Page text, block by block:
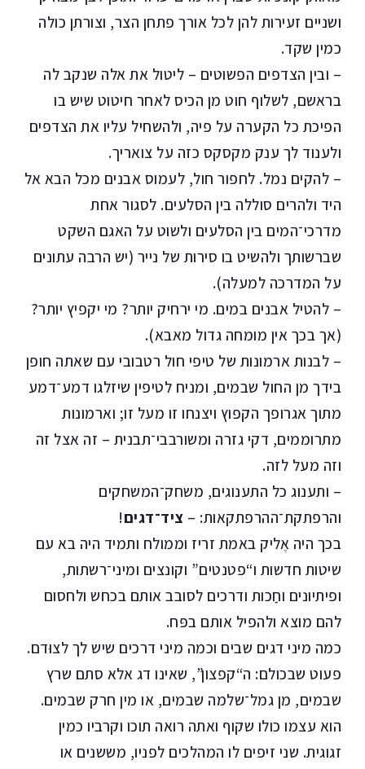
ושניים זעירות להן לכל אורך פתחן הצר, וצורתן כולה
כמין שקד.
– ובין הצדפים הפשוטים – ליטול את אלה שנקב לה
בראשם, לשלוף חוט מן הכיס לאחר חיטוט שיש בו
הפיכת כל הקערה על פיה, ולהשחיל עליו את הצדפים
ולענוד לך ענק מקסקס כזה על צואריך.
– להקים נמל. לחפור חול, לעמוס אבנים מכל הבא אל
היד ולהרים סוללה בין הסלעים. לסגור אחת
מדרכי־המים בין הסלעים ולשוט על האגם השקט
שברשותך ולהשיט בו סירות של נייר (יש הרבה עתונים
על המדרכה למעלה).
– להטיל אבנים במים. מי ירחיק יותר? מי יקפיץ יותר?
(אך בכך אין מומחה גדול מאבא).
– לבנות ארמונות של טיפי חול רטבובי עם שאתה חופן
בידך מן החול שבמים, ומניח לטיפין שיזלגו דמע־דמע
מתוך אגרופך הקפוץ ויצנחו זו מעל זו; וארמונות
מתרוממים, דקי גזרה ומשורבבי־תבנית – זה אצל זה
וזה מעל לזה.
– ותענוג כל התענוגים, משחק־המשחקים
והרפתקת־ההרפתקאות: – ציד־דגים!
בכך היה אֶליק באמת זריז וממולח ותמיד היה בא עם
שיטות חדשות ו“פטנטים” וקונצים ומיני־רשתות,
ופיתיונים וחַכות ודרכים לסובב אותם בכחש ולחסום
להם מוצא ולהפיל אותם בפּח.
כמה מיני דגים שבים וכמה מיני דרכים שיש לך לצוּדם.
פעוט שבכולם: ה“קפצון”, שאינו דג אלא סתם שרץ
שבמים, מן גמל־שלמה שבמים, או מין חרק שבמים.
הוא עצמו כולו שקוף ואתה רואה תוכו וקרביו כמין
זגוגית. שני זיפים לו המהלכים לפניו, מששנים או